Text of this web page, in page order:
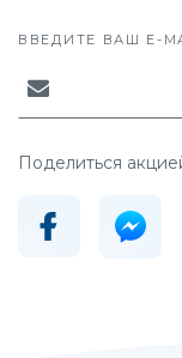
ВВЕДИТЕ ВАШ E-
Поделиться